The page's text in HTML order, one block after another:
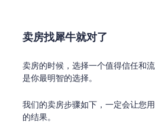
卖房找犀牛就对了
卖房的时候，选择一个值得信任和
是你最明智的选择。
我们的卖房步骤如下，一定会让您
的结果。